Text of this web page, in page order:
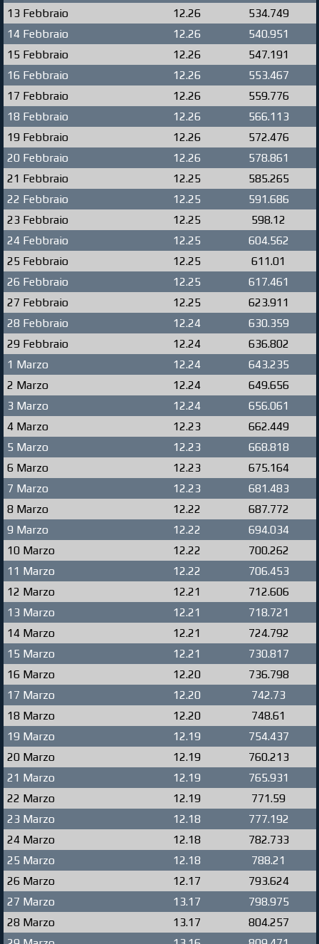
13 Febbraio 12.26
534.749
14 Febbraio
12.26
540.951
15 Febbraio
12.26
547.191
16 Febbraio
12.26
553.467
17 Febbraio
12.26
559.776
18 Febbraio
12.26
566.113
19 Febbraio
12.26
572.476
20 Febbraio
12.26
578.861
21 Febbraio
12.25
585.265
22 Febbraio
12.25
591.686
23 Febbraio
12.25
598.12
24 Febbraio
12.25
604.562
25 Febbraio
12.25
611.01
26 Febbraio
12.25
617.461
27 Febbraio
12.25
623.911
28 Febbraio
12.24
630.359
29 Febbraio
12.24
636.802
1 Marzo
12.24
643.235
2 Marzo
12.24
649.656
3 Marzo
12.24
656.061
4 Marzo
12.23
662.449
5 Marzo
12.23
668.818
6 Marzo
12.23
675.164
7 Marzo
12.23
681.483
8 Marzo
12.22
687.772
9 Marzo
12.22
694.034
10 Marzo
12.22
700.262
11 Marzo
12.22
706.453
12 Marzo
12.21
712.606
13 Marzo
12.21
718.721
14 Marzo
12.21
724.792
15 Marzo
12.21
730.817
16 Marzo
12.20
736.798
17 Marzo
12.20
742.73
18 Marzo
12.20
748.61
19 Marzo
12.19
754.437
20 Marzo
12.19
760.213
21 Marzo
12.19
765.931
22 Marzo
12.19
771.59
23 Marzo
12.18
777.192
24 Marzo
12.18
782.733
25 Marzo
12.18
788.21
26 Marzo
12.17
793.624
27 Marzo
13.17
798.975
28 Marzo
13.17
804.257